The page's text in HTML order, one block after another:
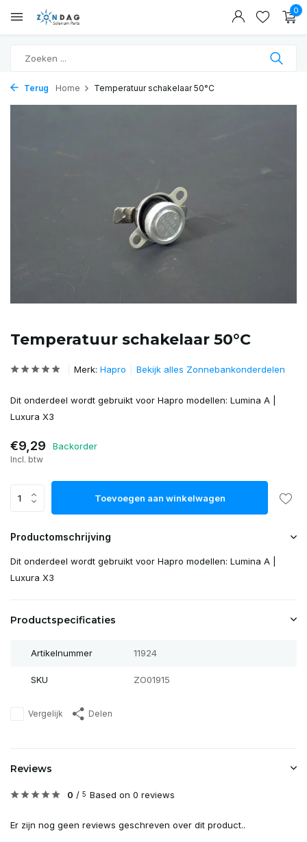
0
Terug Home Temperatuur schakelaar 50°C
Temperatuur schakelaar 50°C
Merk: Hapro Bekijk alles Zonnebankonderdelen
Dit onderdeel wordt gebruikt voor Hapro modellen: Lumina A |
Luxura X3
€9,29 Backorder
Incl. btw
Toevoegen aan winkelwagen
Productomschrijving
Dit onderdeel wordt gebruikt voor Hapro modellen: Lumina A |
Luxura X3
Productspecificaties
Artikelnummer 11924
SKU ZO01915
Vergelijk Delen
Reviews
0 / 5 Based on 0 reviews
Er zijn nog geen reviews geschreven over dit product..